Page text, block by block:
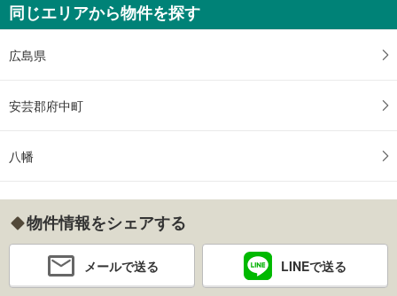
同じエリアから物件を探す
広島県
安芸郡府中町
八幡
物件情報をシェアする
メールで送る LINEで送る